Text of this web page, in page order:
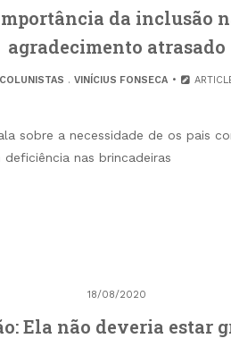
da inclusão
agradecimento atrasado
COLUNISTAS . VINÍCIUS FONSECA
sobre a necessidade de os pais
nas brincadeiras
18/08/2020
Ela não deveria estar